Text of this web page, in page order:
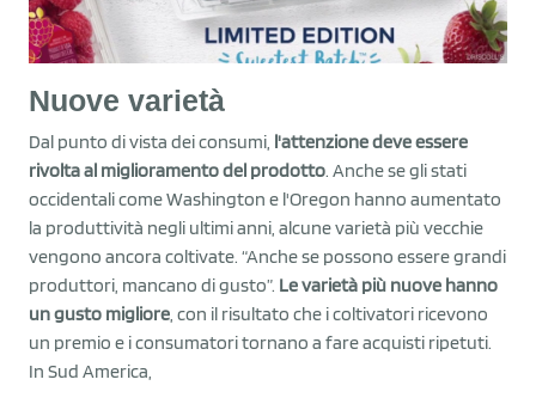
Nuove varietà
Dal punto di vista dei consumi, l'attenzione deve essere
rivolta al miglioramento del prodotto. Anche se gli stati
occidentali come Washington e l'Oregon hanno aumentato
la produttività negli ultimi anni, alcune varietà più vecchie
vengono ancora coltivate. “Anche se possono essere grandi
produttori, mancano di gusto”. Le varietà più nuove hanno
un gusto migliore, con il risultato che i coltivatori ricevono
un premio e i consumatori tornano a fare acquisti ripetuti.
In Sud America,